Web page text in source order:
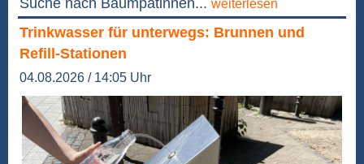
Suche nach Baumpatinnen... weiterlesen
Trinkwasser für unterwegs: Brunnen und
Refill-Stationen
04.08.2026 / 14:05 Uhr